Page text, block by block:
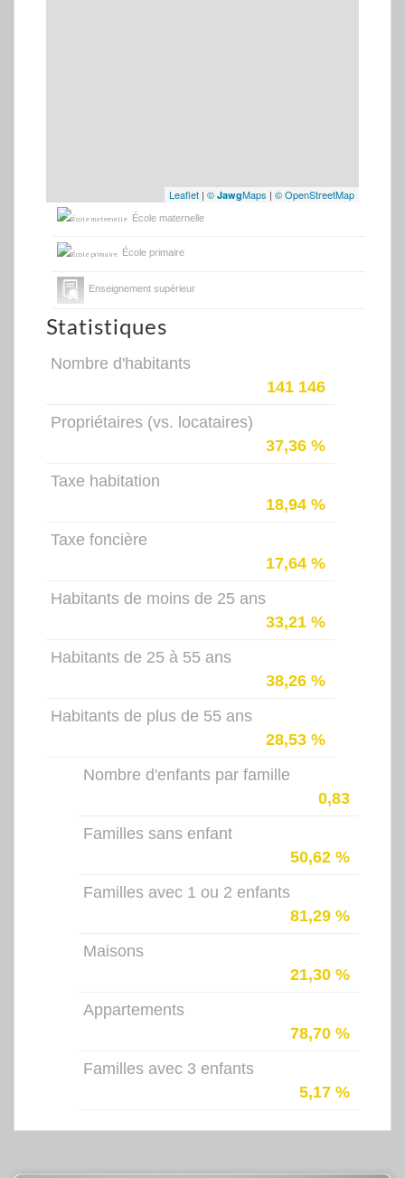
Leaflet | © JawgMaps | © OpenStreetMap
École maternelle
École primaire
Enseignement supérieur
Statistiques
Nombre d'habitants
141 146
Propriétaires (vs. locataires)
37,36 %
Taxe habitation
18,94 %
Taxe foncière
17,64 %
Habitants de moins de 25 ans
33,21 %
Habitants de 25 à 55 ans
38,26 %
Habitants de plus de 55 ans
28,53 %
Nombre d'enfants par famille
0,83
Familles sans enfant
50,62 %
Familles avec 1 ou 2 enfants
81,29 %
Maisons
21,30 %
Appartements
78,70 %
Familles avec 3 enfants
5,17 %